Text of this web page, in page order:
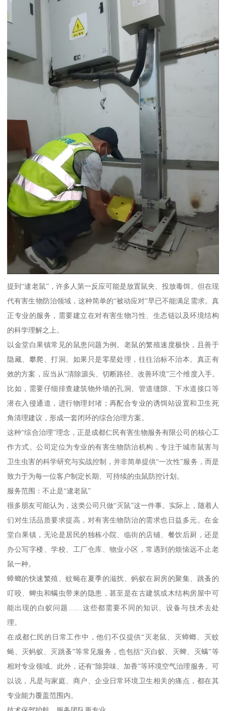
提到“逮老鼠”，许多人第一反应可能是放置鼠夹、投放毒饵。但在现
代有害生物防治领域，这种简单的“被动应对”早已不能满足需求。真
正专业的服务，需要建立在对有害生物习性、生态链以及环境结构
的科学理解之上。
以金堂白果镇常见的鼠患问题为例。老鼠的繁殖速度极快，且善于
隐藏、攀爬、打洞。如果只是零星处理，往往治标不治本。真正有
效的方案，应当从“清除源头、切断路径、改善环境”三个维度入手。
比如，需要仔细排查建筑物外墙的孔洞、管道缝隙、下水道接口等
潜在入侵通道，进行物理封堵；再配合专业的诱饵站设置和卫生死
角清理建议，形成一套闭环的综合治理方案。
这种“综合治理”理念，正是成都仁民有害生物服务有限公司的核心工
作方式。公司定位为专业的有害生物防治机构，专注于城市鼠害与
卫生虫害的科学研究与实战控制，并非简单提供“一次性”服务，而是
致力于为每一位客户制定长期、可持续的虫鼠防控计划。
服务范围：不止是“逮老鼠”
很多朋友可能认为，这类公司只做“灭鼠”这一件事。实际上，随着人
们对生活品质要求提高，对有害生物防治的需求也日益多元。在金
堂白果镇，无论是居民的独栋小院、临街的店铺、餐饮后厨，还是
办公写字楼、学校、工厂仓库、物业小区，常遇到的烦恼远不止老
鼠一种。
蟑螂的快速繁殖、蚊蝇在夏季的滋扰、蚂蚁在厨房的聚集、跳蚤的
叮咬、蜱虫和螨虫带来的隐患，甚至是在古建筑或木结构房屋中可
能出现的白蚁问题……这些都需要不同的知识、设备与技术去处
理。
在成都仁民的日常工作中，他们不仅提供“灭老鼠、灭蟑螂、灭蚊
蝇、灭蚂蚁、灭跳蚤”等常见服务，也包括“灭白蚁、灭蜱、灭螨”等
相对专业领域。此外，还有“除异味、加香”等环境空气治理服务。可
以说，凡是与家庭、商户、企业日常环境卫生相关的痛点，都在其
专业能力覆盖范围内。